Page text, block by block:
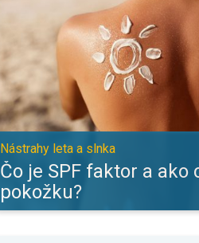
Nástrahy leta a slnka
Čo je SPF faktor a ako
pokožku?